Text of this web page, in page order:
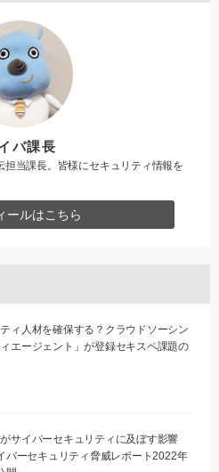
バ課長
当課長。皆様にセキュリティ情報を
ールはこちら
ィ人材を確保する？クラウドソーシン
エージェント」が登録セキスペ課題の
サイバーセキュリティに及ぼす影響
バーセキュリティ脅威レポート2022年